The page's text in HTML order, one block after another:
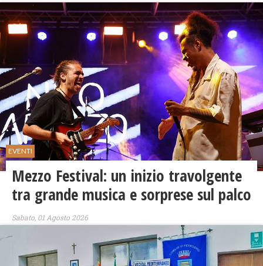
EVENTI
Mezzo Festival: un inizio travolgente
tra grande musica e sorprese sul palco
Sabato, 01 Agosto 2026